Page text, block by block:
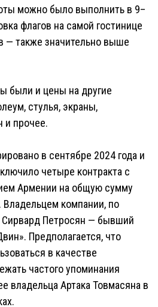
можно было выполнить в 9–
флагов на самой гостинице
— также значительно выше
были и цены на другие
стулья, экраны,
и прочее.
в сентябре 2024 года и
четыре контракта с
Армении на общую сумму
компании, по
Петросян — бывший
Предполагается, что
в качестве
частого упоминания
владельца Артака Товмасяна в